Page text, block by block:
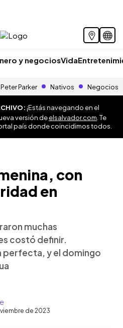
y negociosVida
Peter Parker Nativos Negocios
¡Estás navegando en el
versión deelsalvador.com . Te
país donde coincidimos todos.
con
en
muchas
costó definir.
perfecta, y el domingo
de 2023